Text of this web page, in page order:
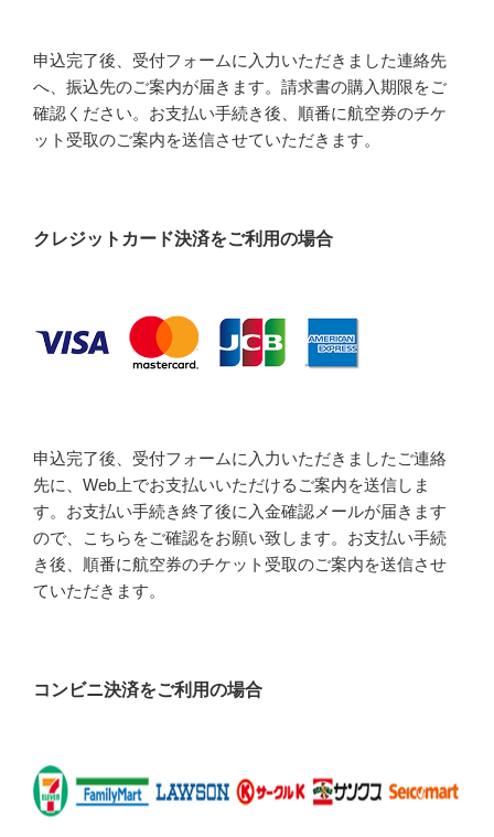
申込完了後、受付フォームに入力いただきました連絡先
へ、振込先のご案内が届きます。請求書の購入期限をご
確認ください。お支払い手続き後、順番に航空券のチケ
ット受取のご案内を送信させていただきます。
クレジットカード決済をご利用の場合
申込完了後、受付フォームに入力いただきましたご連絡
先に、Web上でお支払いいただけるご案内を送信しま
す。お支払い手続き終了後に入金確認メールが届きます
ので、こちらをご確認をお願い致します。お支払い手続
き後、順番に航空券のチケット受取のご案内を送信させ
ていただきます。
コンビニ決済をご利用の場合